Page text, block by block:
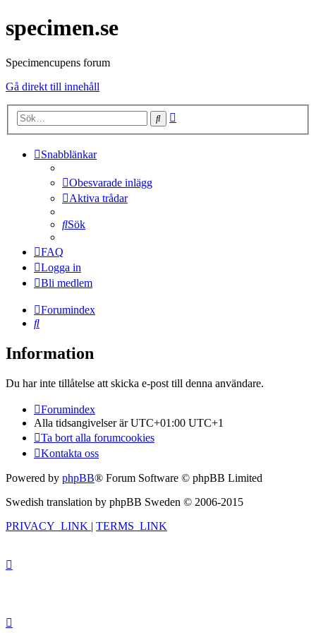
specimen.se
Specimencupens forum
Gå direkt till innehåll
Sök
Snabblänkar
Obesvarade inlägg
Aktiva trådar
Sök
FAQ
Logga in
Bli medlem
Forumindex
Sök
Information
Du har inte tillåtelse att skicka e-post till denna användare.
Forumindex
Alla tidsangivelser är UTC+01:00 UTC+1
Ta bort alla forumcookies
Kontakta oss
Powered by phpBB® Forum Software © phpBB Limited
Swedish translation by phpBB Sweden © 2006-2015
PRIVACY_LINK | TERMS_LINK